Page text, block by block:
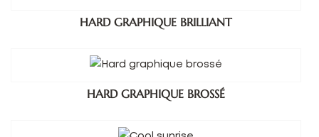
HARD GRAPHIQUE BRILLIANT
HARD GRAPHIQUE BROSSÉ